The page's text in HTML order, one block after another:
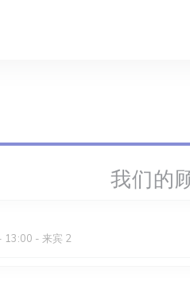
我们的
13:00 - 来宾 2